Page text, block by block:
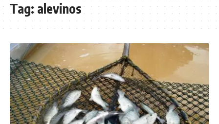
Tag: alevinos